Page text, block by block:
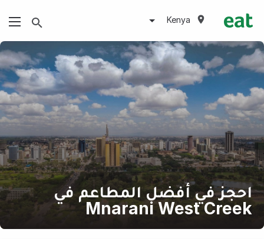
Kenya
احجز في أفضل المطاعم في
Mnarani West Creek